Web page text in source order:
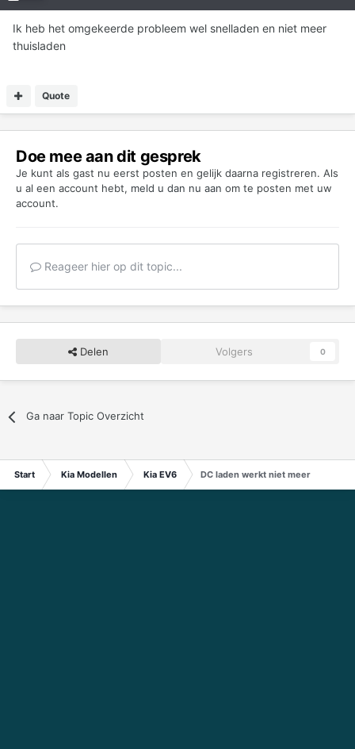
Ik heb het omgekeerde probleem wel snelladen en niet meer
thuisladen
Quote
Doe mee aan dit gesprek
Je kunt als gast nu eerst posten en gelijk daarna registreren. Als
u al een account hebt, meld u dan nu aan om te posten met uw
account.
Reageer hier op dit topic...
Delen Volgers 0
Ga naar Topic Overzicht
Start Kia Modellen Kia EV6 DC laden werkt niet meer